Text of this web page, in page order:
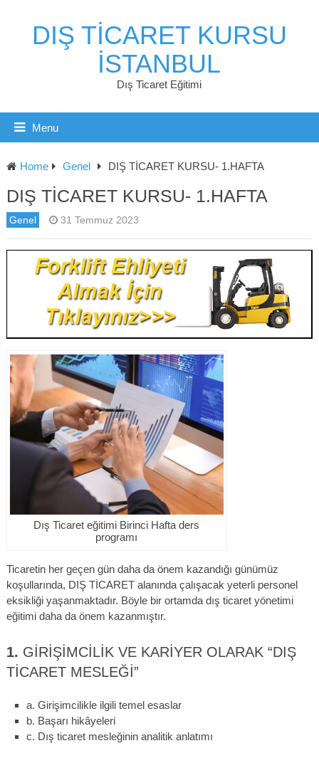
DIŞ TICARET KURSU
İSTANBUL
Dış Ticaret Eğitimi
Menu
Home Genel DIŞ TİCARET KURSU- 1.HAFTA
DIŞ TİCARET KURSU- 1.HAFTA
Genel 31 Temmuz 2023
Dış Ticaret eğitimi Birinci Hafta ders
programı
Ticaretin her geçen gün daha da önem kazandığı günümüz
koşullarında, DIŞ TİCARET alanında çalışacak yeterli personel
eksikliği yaşanmaktadır. Böyle bir ortamda dış ticaret yönetimi
eğitimi daha da önem kazanmıştır.
1. GIRIŞIMCILIK VE KARIYER OLARAK “DIŞ
TICARET MESLEĞI”
a. Girişimcilikle ilgili temel esaslar
b. Başarı hikâyeleri
c. Dış ticaret mesleğinin analitik anlatımı